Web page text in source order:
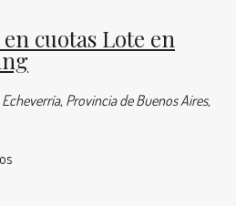
cuotas Lote en
Provincia de Buenos Aires,